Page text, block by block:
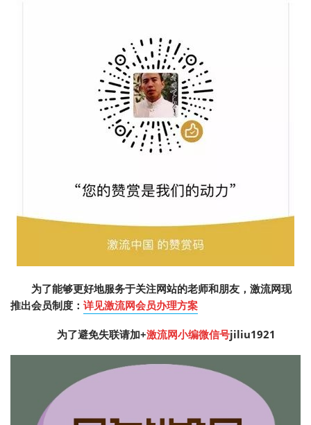
为了能够更好地服务于关注网站的老师和朋友，激流网现
推出会员制度： 详见激流网会员办理方案
为了避免失联请加+激流网小编微信号jiliu1921